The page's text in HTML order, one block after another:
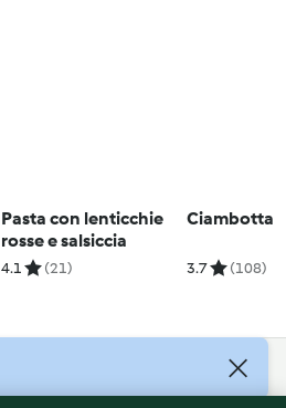
Pasta con lenticchie
rosse e salsiccia
4.1 (21)
Ciambotta
3.7 (108)